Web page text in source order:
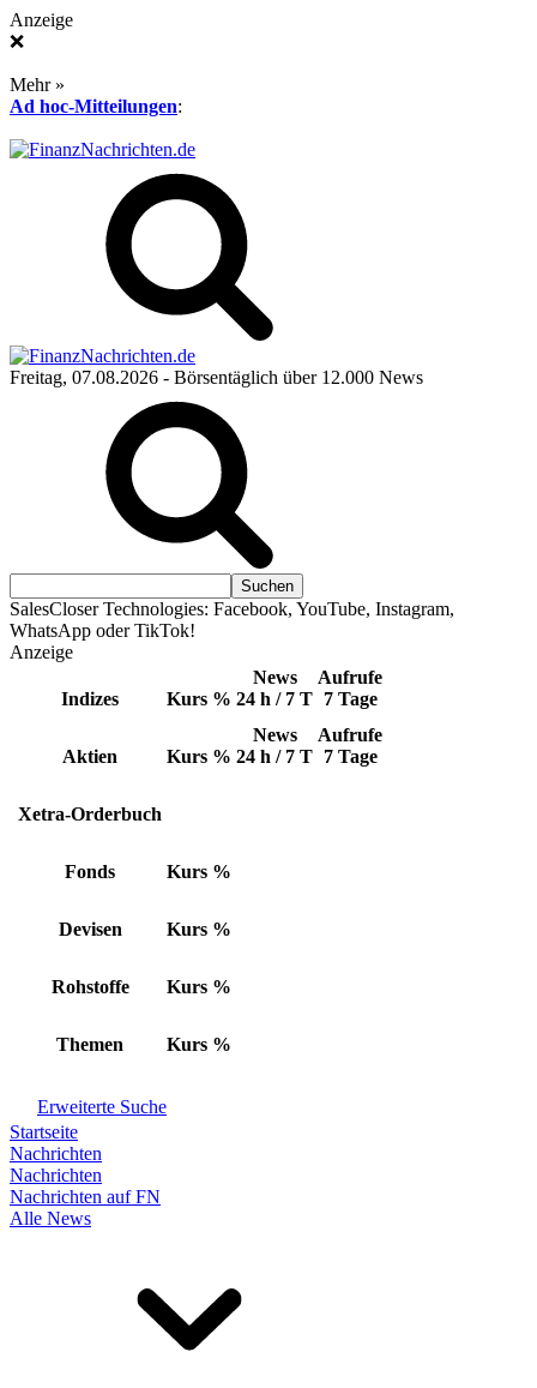
Anzeige
❌
Mehr »
Ad hoc-Mitteilungen:
Freitag, 07.08.2026 - Börsentäglich über 12.000 News
SalesCloser Technologies: Facebook, YouTube, Instagram,
WhatsApp oder TikTok!
Anzeige
Indizes Kurs %
News
24 h / 7 T
Aufrufe
7 Tage
Aktien Kurs %
News
24 h / 7 T
Aufrufe
7 Tage
Xetra-Orderbuch
Fonds Kurs %
Devisen Kurs %
Rohstoffe Kurs %
Themen Kurs %
Erweiterte Suche
Startseite
Nachrichten
Nachrichten
Nachrichten auf FN
Alle News